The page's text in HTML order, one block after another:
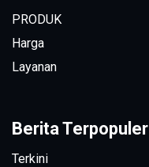
PRODUK
Harga
Layanan
Berita Terpopuler
Terkini